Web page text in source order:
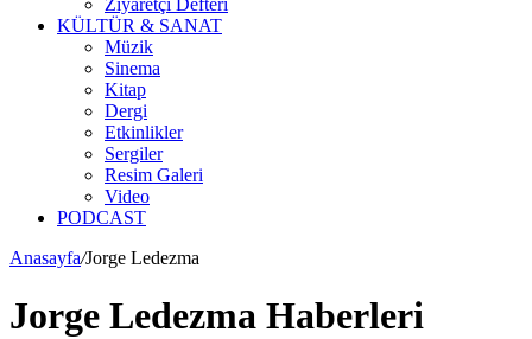
Ziyaretçi Defteri
KÜLTÜR & SANAT
Müzik
Sinema
Kitap
Dergi
Etkinlikler
Sergiler
Resim Galeri
Video
PODCAST
Anasayfa/Jorge Ledezma
Jorge Ledezma Haberleri